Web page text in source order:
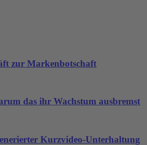
zur Markenbotschaft
das ihr Wachstum ausbremst
Kurzvideo-Unterhaltung